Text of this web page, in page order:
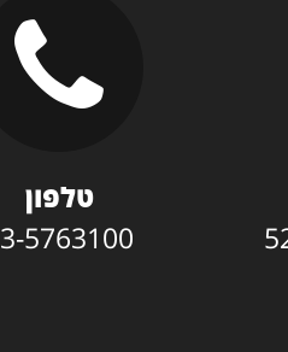
טלפון
5763100